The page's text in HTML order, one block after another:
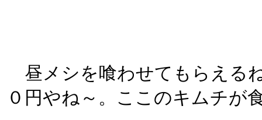
昼メシを喰わせてもらえる
０円やね～。ここのキムチが